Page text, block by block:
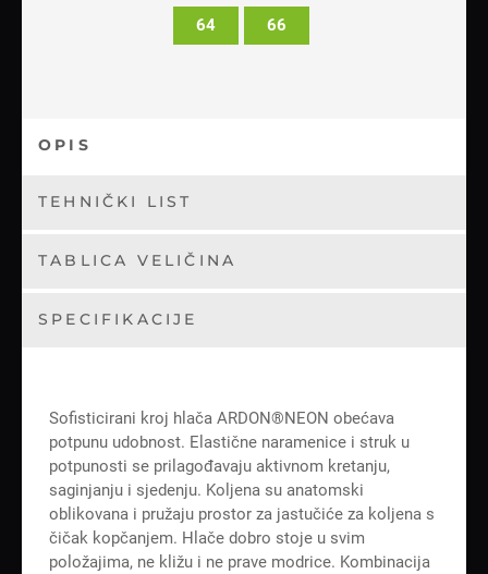
64 66
OPIS
TEHNIČKI LIST
TABLICA VELIČINA
SPECIFIKACIJE
Sofisticirani kroj hlača ARDON®NEON obećava
potpunu udobnost. Elastične naramenice i struk u
potpunosti se prilagođavaju aktivnom kretanju,
saginjanju i sjedenju. Koljena su anatomski
oblikovana i pružaju prostor za jastučiće za koljena s
čičak kopčanjem. Hlače dobro stoje u svim
položajima, ne kližu i ne prave modrice. Kombinacija